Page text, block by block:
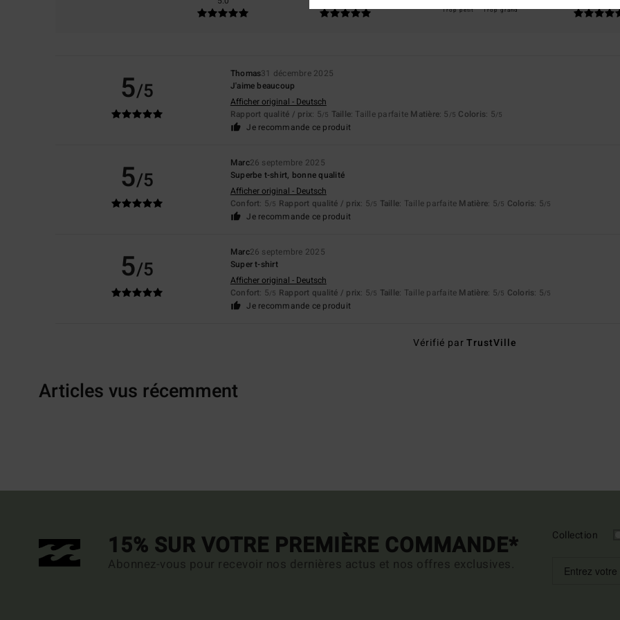
Trop petit Trop grand
5/5
Thomas31 décembre 2025
J'aime beaucoup
Afficher original - Deutsch
Rapport qualité / prix: 5/5 Taille: Taille parfaite Matière: 5 /5 Coloris: 5/5
Je recommande ce produit
5/5
Marc26 septembre 2025
Superbe t-shirt, bonne qualité
Afficher original - Deutsch
Confort: 5/5 Rapport qualité / prix: 5/5 Taille: Taille parfaite Matière: 5/5 Coloris: 5/5
Je recommande ce produit
5/5
Marc26 septembre 2025
Super t-shirt
Afficher original - Deutsch
Confort: 5/5 Rapport qualité / prix: 5/5 Taille: Taille parfaite Matière: 5/5 Coloris: 5/5
Je recommande ce produit
Vérifié parTrustVille
Articles vus récemment
15% SUR VOTRE PREMIÈRE COMMANDE*
Abonnez-vous pour recevoir nos dernières actus et nos offres exclusives.
Collection